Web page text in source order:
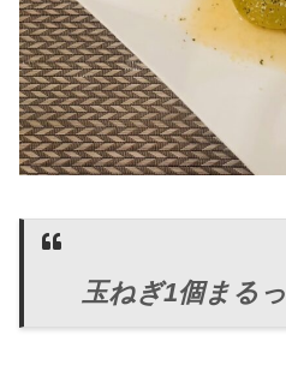
玉ねぎ1個まる